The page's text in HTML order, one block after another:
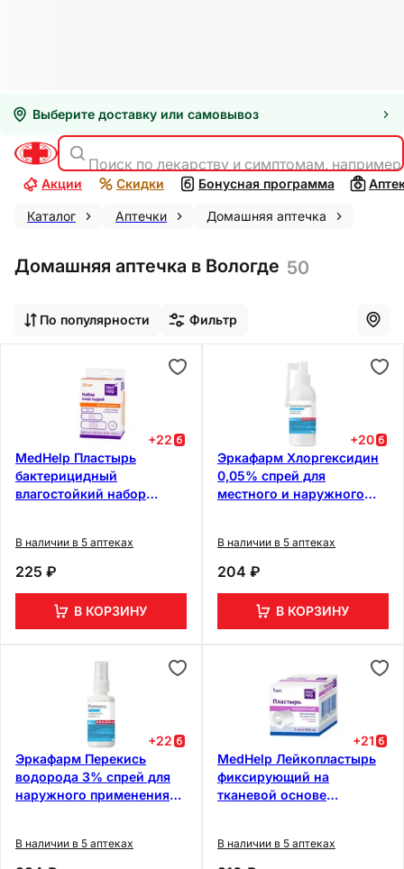
Выберите доставку или самовывоз
Поиск по лекарству и симптомам,
Акции Скидки Бонусная программа
Каталог Аптечки Домашняя аптечка
Домашняя аптечка в Вологде 50
По популярности Фильтр
+22
MedHelp Пластырь
бактерицидный
влагостойкий набор
В наличии в 5 аптеках
225 ₽
В КОРЗИНУ
+20
Эркафарм Хлоргексидин
0,05% спрей для
местного и наружного
В наличии в 5 аптеках
204 ₽
В КОРЗИНУ
+22
Эркафарм Перекись
водорода 3% спрей для
наружного применения
В наличии в 5 аптеках
+21
MedHelp Лейкопластырь
фиксирующий на
тканевой основе
В наличии в 5 аптеках